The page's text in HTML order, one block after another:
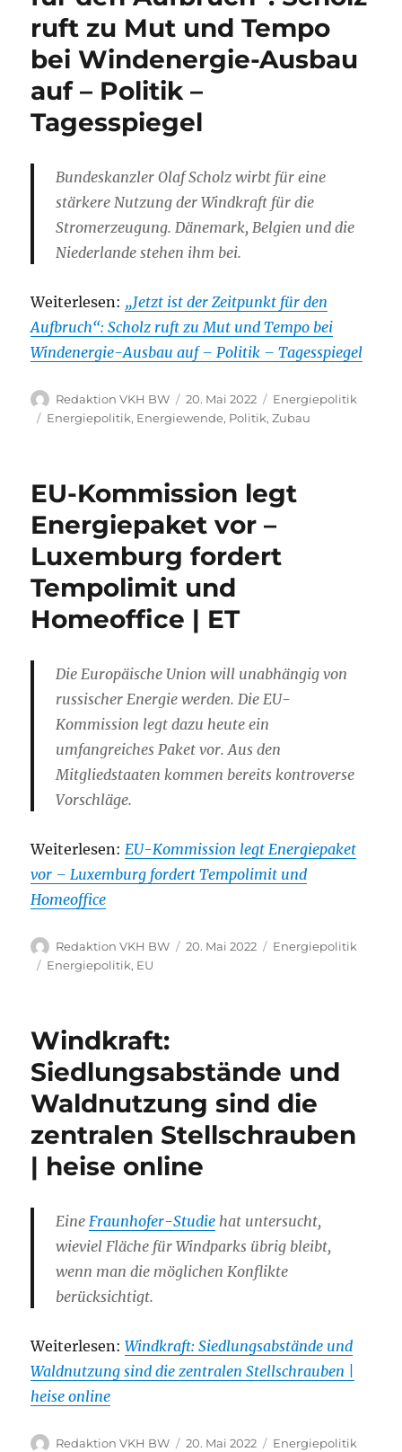
ruft zu Mut und Tempo
bei Windenergie-Ausbau
auf – Politik –
Tagesspiegel
Bundeskanzler Olaf Scholz wirbt für eine
stärkere Nutzung der Windkraft für die
Stromerzeugung. Dänemark, Belgien und die
Niederlande stehen ihm bei.
Weiterlesen: „Jetzt ist der Zeitpunkt für den
Aufbruch“: Scholz ruft zu Mut und Tempo bei
Windenergie-Ausbau auf – Politik – Tagesspiegel
Autor
Redaktion VKH BW
Veröffentlicht
am
20. Mai 2022 Kategorien
Energiepolitik
Schlagwörter
Energiepolitik, Energiewende, Politik,Zubau
EU-Kommission legt
Energiepaket vor –
Luxemburg fordert
Tempolimit und
Homeoffice | ET
Die Europäische Union will unabhängig von
russischer Energie werden. Die EU-
Kommission legt dazu heute ein
umfangreiches Paket vor. Aus den
Mitgliedstaaten kommen bereits kontroverse
Vorschläge.
Weiterlesen: EU-Kommission legt Energiepaket
vor – Luxemburg fordert Tempolimit und
Homeoffice
Autor
Redaktion VKH BW
Veröffentlicht
20. Mai 2022 Kategorien
Energiepolitik
Schlagwörter
Energiepolitik, EU
Windkraft:
Siedlungsabstände und
Waldnutzung sind die
zentralen Stellschrauben
| heise online
Eine Fraunhofer-Studie hat untersucht,
wieviel Fläche für Windparks übrig bleibt,
wenn man die möglichen Konflikte
berücksichtigt.
Weiterlesen:Windkraft: Siedlungsabstände und
Waldnutzung sind die zentralen Stellschrauben |
heise online
Autor
Redaktion VKH BW
Veröffentlicht
20. Mai 2022 Kategorien
Energiepolitik